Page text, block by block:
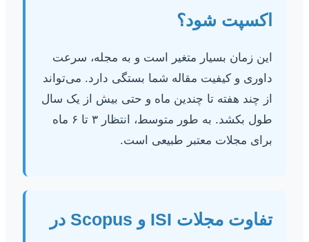
اکسپت شود؟
این زمان بسیار متغیر است و به مجله، سرعت
داوری و کیفیت مقاله شما بستگی دارد. می‌تواند
از چند هفته تا چندین ماه و حتی بیش از یک سال
طول بکشد. به طور متوسط، انتظار ۳ تا ۶ ماه
برای مجلات معتبر طبیعی است.
تفاوت مجلات ISI و Scopus در